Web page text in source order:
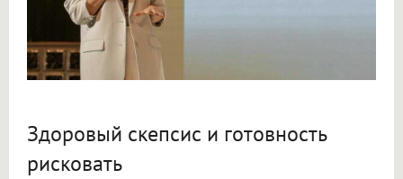
Здоровый скепсис и готовность
рисковать